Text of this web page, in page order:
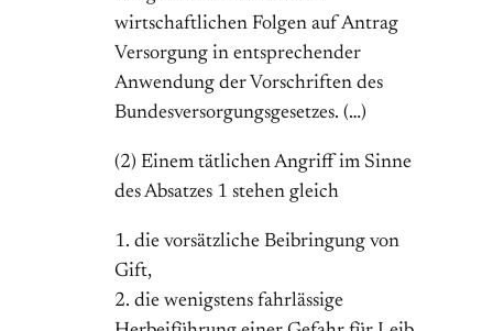
wirtschaftlichen Folgen auf Antrag
Versorgung in entsprechender
Anwendung der Vorschriften des
Bundesversorgungsgesetzes. (…)
(2) Einem tätlichen Angriff im Sinne
des Absatzes 1 stehen gleich
1. die vorsätzliche Beibringung von
Gift,
2. die wenigstens fahrlässige